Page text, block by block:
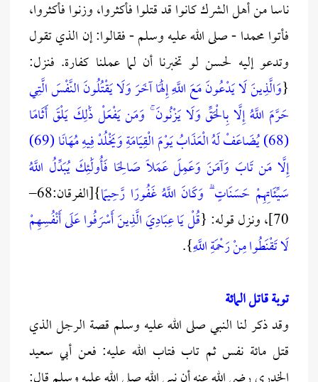
ناسا من أهل الشرك كانوا قد قتلوا فأكثروا، وزنوا فأكثروا،
فأتوا محمدا - صلى الله عليه وسلم - فقالوا: إن الذي تقول
وتدعو إليه لحسن لو تخبرنا أن لما عملنا كفارة. فنزل:
{وَالَّذِينَ لَا يَدْعُونَ مَعَ اللَّهِ إِلَٰهًا آخَرَ وَلَا يَقْتُلُونَ النَّفْسَ الَّتِي
حَرَّمَ اللَّهُ إِلَّا بِالْحَقِّ وَلَا يَزْنُونَ ۚ وَمَن يَفْعَلْ ذَٰلِكَ يَلْقَ أَثَامًا
(68) يُضَاعَفْ لَهُ الْعَذَابُ يَوْمَ الْقِيَامَةِ وَيَخْلُدْ فِيهِ مُهَانًا (69)
إِلَّا مَن تَابَ وَآمَنَ وَعَمِلَ عَمَلًا صَالِحًا فَأُولَٰئِكَ يُبَدِّلُ اللَّهُ
سَيِّئَاتِهِمْ حَسَنَاتٍ ۗ وَكَانَ اللَّهُ غَفُورًا رَّحِيمًا
}[الفرقان:68–
70]، ونزل قوله: {
قُلْ يَا عِبَادِيَ الَّذِينَ أَسْرَفُوا عَلَى أَنْفُسِهِمْ
لَا تَقْنَطُوا مِنْ رَحْمَةِ اللَّهِ}.
توبة قاتل المائة
وقد ذكر لنا النبي صلى الله عليه وسلم قصة الرجل الذي
قتل مائة نفس ثم تاب فتاب الله عليه: فعن أبي سعيد